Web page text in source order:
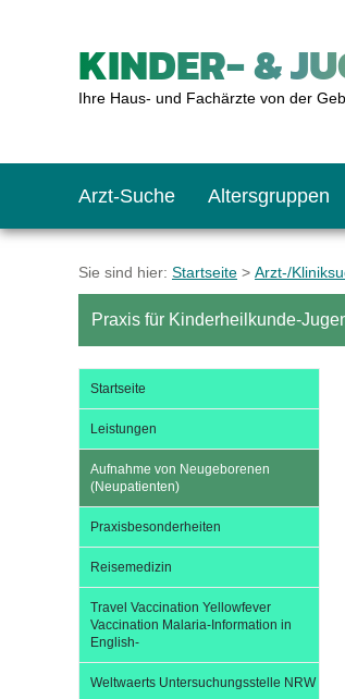
KINDER- &
Ihre Haus- und Fachärzte von der
Arzt-Suche Altersgruppen
Sie sind hier: Startseite > Arzt-/
Praxis für Kinderheilkunde-
Startseite
Leistungen
Aufnahme von Neugeborenen
(Neupatienten)
Praxisbesonderheiten
Reisemedizin
Travel Vaccination Yellowfever
Vaccination Malaria-Information in
English-
Weltwaerts Untersuchungsstelle NRW